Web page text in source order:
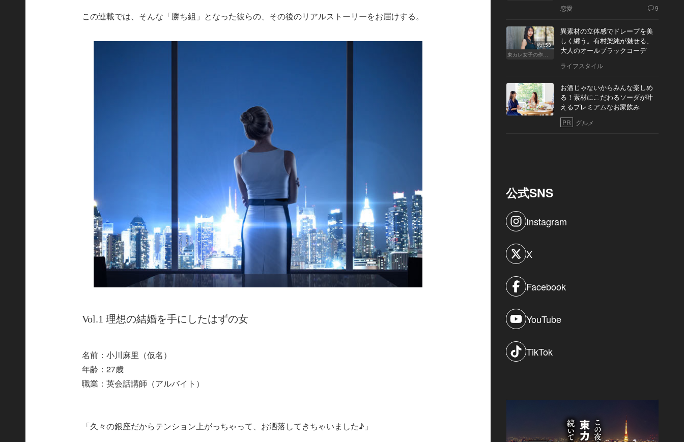
この連載では、そんな「勝ち組」となった彼らの、その後のリアルストーリーをお届けする。
Vol.1 理想の結婚を手にしたはずの女
名前：小川麻里（仮名）
年齢：27歳
職業：英会話講師（アルバイト）
「久々の銀座だからテンション上がっちゃって、お洒落してきちゃいました♪」
恋愛 9
Vol.53
東カレ女子の作り方
異素材の立体感でドレープを美
しく纏う。有村架純が魅せる、
大人のオールブラックコーデ
ライフスタイル
お酒じゃないからみんな楽しめ
る！素材にこだわるソーダが叶
えるプレミアムなお家飲み
PR グルメ
公式SNS
Instagram
X
Facebook
YouTube
TikTok